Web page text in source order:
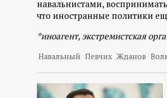
л
навальнистами,
что иностранные политики
*иноагент, экстремистская
Навальный Певчих Жданов